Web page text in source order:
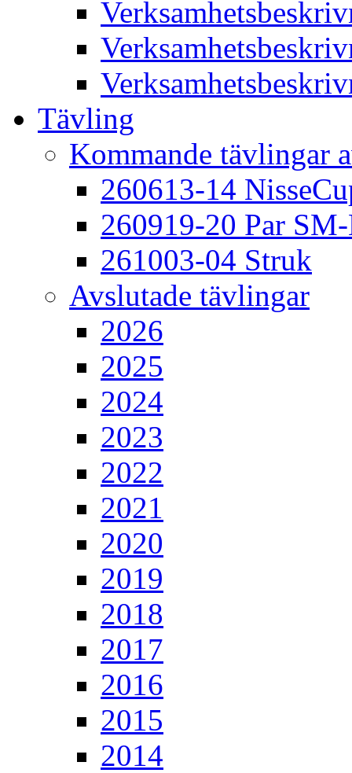
Tävling
Kommande tävlingar
260613-14
260919-20 Par
261003-04 Struk
Avslutade tävlingar
2026
2025
2024
2023
2022
2021
2020
2019
2018
2017
2016
2015
2014